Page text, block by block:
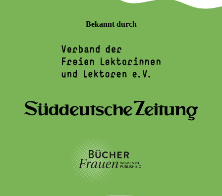
Bekannt durch